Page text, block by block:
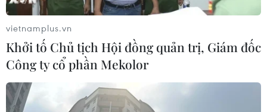
vietnamplus.vn
Khởi tố Chủ tịch Hội đồng quản trị, Giám đốc
Công ty cổ phần Mekolor